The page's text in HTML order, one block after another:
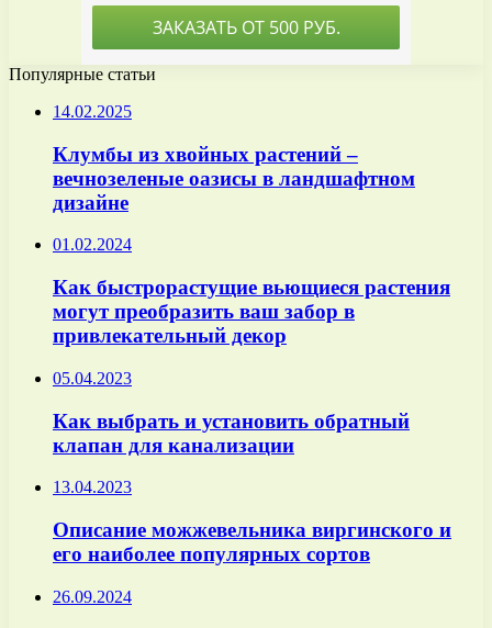
Популярные статьи
14.02.2025
Клумбы из хвойных растений –
вечнозеленые оазисы в ландшафтном
дизайне
01.02.2024
Как быстрорастущие вьющиеся растения
могут преобразить ваш забор в
привлекательный декор
05.04.2023
Как выбрать и установить обратный
клапан для канализации
13.04.2023
Описание можжевельника виргинского и
его наиболее популярных сортов
26.09.2024